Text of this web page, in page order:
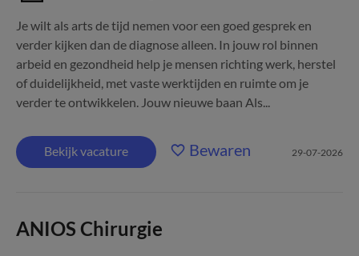
Je wilt als arts de tijd nemen voor een goed gesprek en
verder kijken dan de diagnose alleen. In jouw rol binnen
arbeid en gezondheid help je mensen richting werk, herstel
of duidelijkheid, met vaste werktijden en ruimte om je
verder te ontwikkelen. Jouw nieuwe baan Als...
Bekijk vacature Bewaren 29-07-2026
ANIOS Chirurgie